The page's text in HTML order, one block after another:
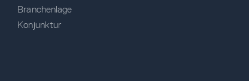
Branchenlage
Konjunktur